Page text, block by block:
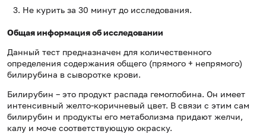
Не курить за 30 минут до исследования.
Общая информация об исследовании
Данный тест предназначен для количественного
определения содержания общего (прямого + непрямого)
билирубина в сыворотке крови.
Билирубин – это продукт распада гемоглобина. Он имеет
интенсивный желто-коричневый цвет. В связи с этим сам
билирубин и продукты его метаболизма придают желчи,
калу и моче соответствующую окраску.